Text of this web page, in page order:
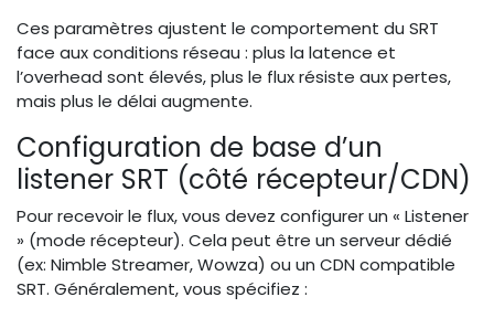
Ces paramètres ajustent le comportement du SRT
face aux conditions réseau : plus la latence et
l’overhead sont élevés, plus le flux résiste aux pertes,
mais plus le délai augmente.
Configuration de base d’un
listener SRT (côté récepteur/CDN)
Pour recevoir le flux, vous devez configurer un « Listener
» (mode récepteur). Cela peut être un serveur dédié
(ex: Nimble Streamer, Wowza) ou un CDN compatible
SRT. Généralement, vous spécifiez :